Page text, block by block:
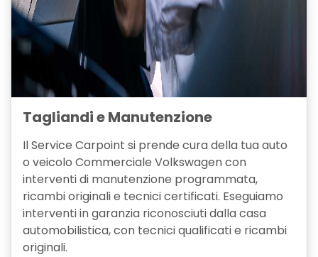
Tagliandi e Manutenzione
Il Service Carpoint si prende cura della tua auto
o veicolo Commerciale Volkswagen con
interventi di manutenzione programmata,
ricambi originali e tecnici certificati. Eseguiamo
interventi in garanzia riconosciuti dalla casa
automobilistica, con tecnici qualificati e ricambi
originali.